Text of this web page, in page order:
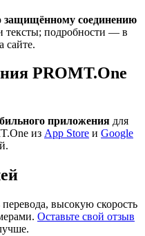
защищённому соединению
подробности — в
сайте.
PROMT.One
приложения для
из App Store и Google
высокую скорость
Оставьте свой отзыв